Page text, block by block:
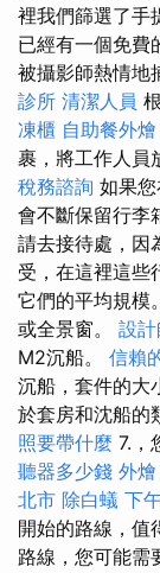
裡我們篩選了手
已經有一個免費
被攝影師熱情地
診所 清潔人員
凍櫃 自助餐外燴
裹，將工作人員
稅務諮詢 如果
會不斷保留行李
請去接待處，因
受，在這裡這些
它們的平均規模
或全景窗。 設計
M2沉船。 信賴
沉船，套件的大
於套房和沈船的
照要帶什麼 7.，
聽器多少錢 外燴
北市 除白蟻 下
開始的路線，值
路線，您可能需